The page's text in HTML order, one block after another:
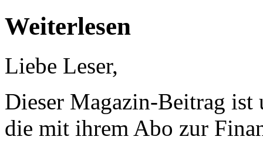
Weiterlesen
Liebe Leser,
Dieser Magazin-Beitrag ist
die mit ihrem Abo zur